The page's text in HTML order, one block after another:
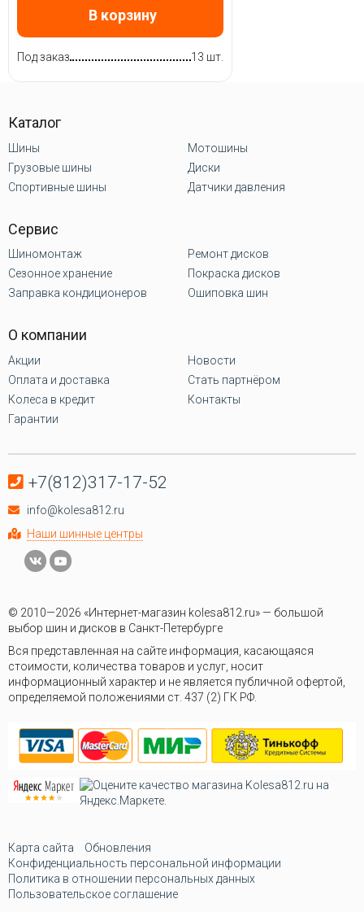
В корзину
Под заказ 13 шт.
Каталог
Шины
Грузовые шины
Спортивные шины
Мотошины
Диски
Датчики давления
Сервис
Шиномонтаж
Сезонное хранение
Заправка кондиционеров
Ремонт дисков
Покраска дисков
Ошиповка шин
О компании
Акции
Оплата и доставка
Колеса в кредит
Гарантии
Новости
Стать партнёром
Контакты
+7(812)317-17-52
info@kolesa812.ru
Наши шинные центры
© 2010—2026 «Интернет-магазин kolesa812.ru» — большой
выбор шин и дисков в Санкт-Петербурге
Вся представленная на сайте информация, касающаяся
стоимости, количества товаров и услуг, носит
информационный характер и не является публичной офертой,
определяемой положениями ст. 437 (2) ГК РФ.
Карта сайта
Обновления
Конфиденциальность персональной информации
Политика в отношении персональных данных
Пользовательское соглашение